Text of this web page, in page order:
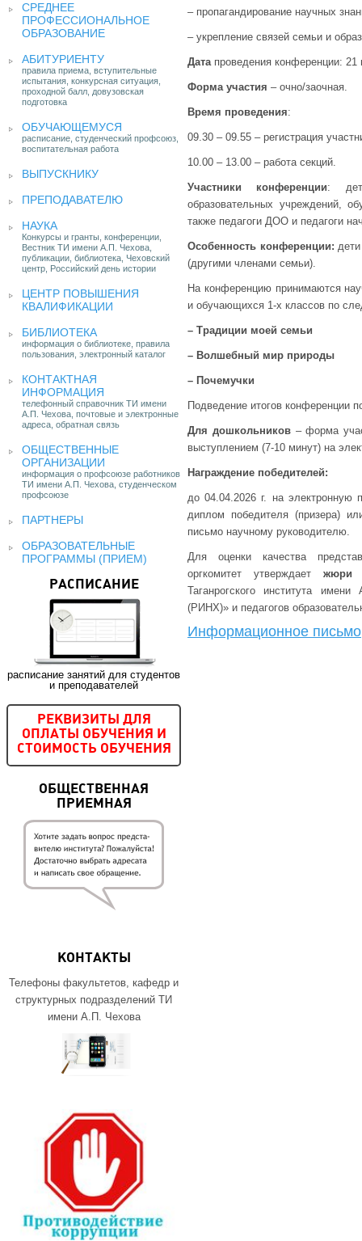
СРЕДНЕЕ
ПРОФЕССИОНАЛЬНОЕ
ОБРАЗОВАНИЕ
АБИТУРИЕНТУ
правила приема, вступительные
испытания, конкурсная ситуация,
проходной балл, довузовская
подготовка
ОБУЧАЮЩЕМУСЯ
расписание, студенческий профсоюз,
воспитательная работа
ВЫПУСКНИКУ
ПРЕПОДАВАТЕЛЮ
НАУКА
Конкурсы и гранты, конференции,
Вестник ТИ имени А.П. Чехова,
публикации, библиотека, Чеховский
центр, Российский день истории
ЦЕНТР ПОВЫШЕНИЯ
КВАЛИФИКАЦИИ
БИБЛИОТЕКА
информация о библиотеке, правила
пользования, электронный каталог
КОНТАКТНАЯ
ИНФОРМАЦИЯ
телефонный справочник ТИ имени
А.П. Чехова, почтовые и электронные
адреса, обратная связь
ОБЩЕСТВЕННЫЕ
ОРГАНИЗАЦИИ
информация о профсоюзе работников
ТИ имени А.П. Чехова, студенческом
профсоюзе
ПАРТНЕРЫ
ОБРАЗОВАТЕЛЬНЫЕ
ПРОГРАММЫ (ПРИЕМ)
РАСПИСАНИЕ
расписание занятий для студентов
и преподавателей
РЕКВИЗИТЫ ДЛЯ
ОПЛАТЫ ОБУЧЕНИЯ И
СТОИМОСТЬ ОБУЧЕНИЯ
ОБЩЕСТВЕННАЯ
ПРИЕМНАЯ
КОНТАКТЫ
Телефоны факультетов, кафедр и
структурных подразделений ТИ
имени А.П. Чехова
– пропагандирование научных
– укрепление связей семьи и
Датапроведения конференции: 21
Форма участия – очно/заочная.
Время проведения:
09.30 – 09.55 – регистрация
10.00 – 13.00 – работа секций.
Участники конференции:
образовательных учреждений,
также педагоги ДОО и педагоги
Особенность конференции:
(другими членами семьи).
На конференцию принимаются
и обучающихся 1-х классов по
– Традиции моей семьи
– Волшебный мир природы
– Почемучки
Подведение итогов конференции
Для дошкольников – форма
выступлением (7-10 минут) на
Награждение победителей:
до 04.04.2026 г. на электронную
диплом победителя (призера)
письмо научному руководителю.
Для оценки качества
оргкомитет утверждает жюри
Таганрогского института
(РИНХ)» и педагогов
Информационное письмо